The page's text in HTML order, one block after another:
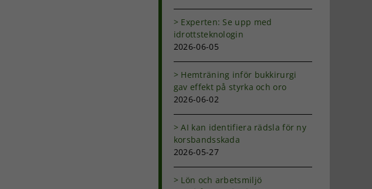
Experten: Se upp med
idrottsteknologin
2026-06-05
Hemträning inför bukkirurgi
gav effekt på styrka och oro
2026-06-02
AI kan identifiera rädsla för ny
korsbandsskada
2026-05-27
Lön och arbetsmiljö